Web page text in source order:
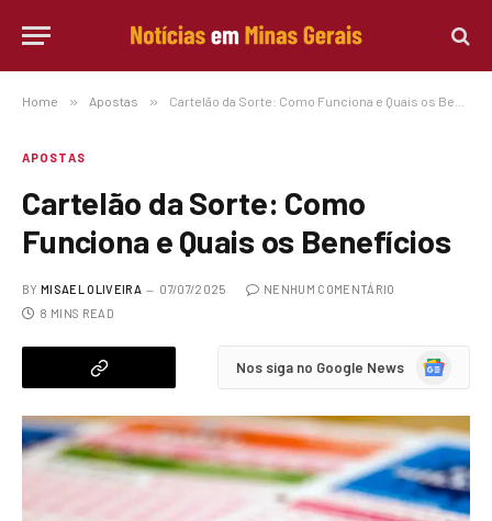
Home » Apostas » Cartelão da Sorte: Como Funciona e Quais os Benefícios
APOSTAS
Cartelão da Sorte: Como
Funciona e Quais os Benefícios
BY MISAEL OLIVEIRA 07/07/2025
NENHUM COMENTÁRIO
8 MINS READ
Nos siga no Google News
Google